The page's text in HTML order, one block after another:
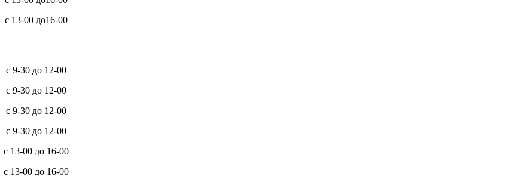
с 13-00 до16-00
с 9-30 до 12-00
с 9-30 до 12-00
с 9-30 до 12-00
с 9-30 до 12-00
с 13-00 до 16-00
с 13-00 до 16-00